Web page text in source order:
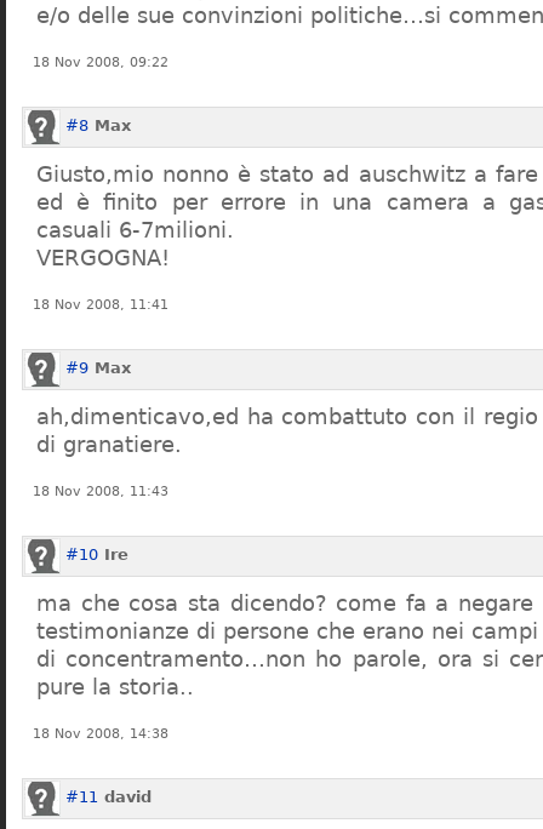
e/o delle sue convinzioni politiche…si
18 Nov 2008, 09:22
#8 Max
Giusto,mio nonno è stato ad auschwitz a
ed è finito per errore in una camera a
casuali 6-7milioni.
VERGOGNA!
18 Nov 2008, 11:41
#9 Max
ah,dimenticavo,ed ha combattuto con il
di granatiere.
18 Nov 2008, 11:43
#10 Ire
ma che cosa sta dicendo? come fa a
testimonianze di persone che erano nei campi
di concentramento…non ho parole, ora si
pure la storia..
18 Nov 2008, 14:38
#11 david